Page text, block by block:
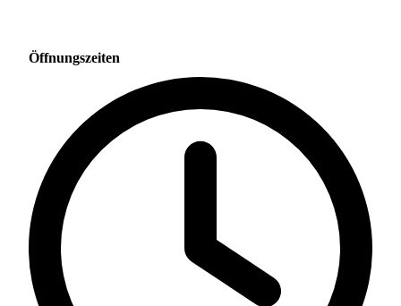
Öffnungszeiten